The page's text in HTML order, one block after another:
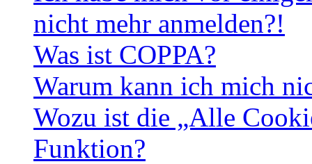
nicht mehr anmelden?!
Was ist COPPA?
Warum kann ich mich
Wozu ist die „Alle
Funktion?